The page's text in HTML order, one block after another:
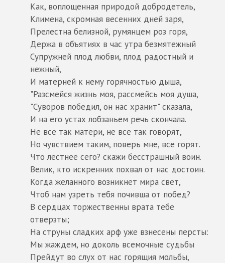
Как, воплощенная природой добродетель,
Климена, скромная весенних дней заря,
Прелестна белизной, румянцем роз горя,
Держа в объятиях в час утра безмятежный
Супружней плод любви, плод радостный и
нежный,
И матерней к нему горячностью дыша,
"Разсмейся жизнь моя, рассмейсь моя душа,
"Суворов победил, он нас хранит" сказала,
И на его устах лобзаньем речь скончала.
Не все так матери, не все так говорят,
Но чувствием таким, поверь мне, все горят.
Что лестнее сего? скажи бесстрашный воин.
Велик, кто искренних похвал от нас достоин.
Когда желанного возникнет мира свет,
Чтоб нам узреть тебя почивша от побед?
В сердцах торжественны врата тебе
отверзты;
На струны сладких арф уже взнесены персты:
Мы жаждем, но доколь всемочные судьбы
Прейдут во слух от нас горящия мольбы,